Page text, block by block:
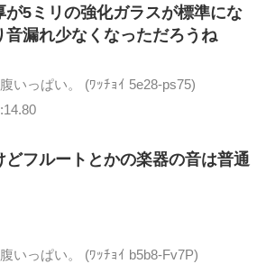
が5ミリの強化ガラスが標準にな
音漏れ少なくなっただろうね
いっぱい。 (ﾜｯﾁｮｲ 5e28-ps75)
どフルートとかの楽器の音は普通
いっぱい。 (ﾜｯﾁｮｲ b5b8-Fv7P)